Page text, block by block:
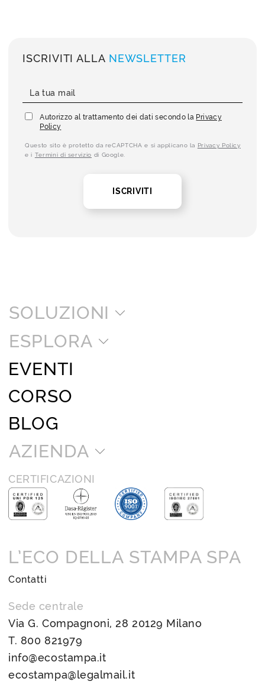
ISCRIVITI ALLA NEWSLETTER
Autorizzo al trattamento dei dati secondo la Privacy
Policy
Questo sito è protetto da reCAPTCHA e si applicano la Privacy Policy
e i Termini di servizio di Google.
ISCRIVITI
SOLUZIONI
ESPLORA
EVENTI
CORSO
BLOG
AZIENDA
CERTIFICAZIONI
L’ECO DELLA STAMPA SPA
Contatti
Sede centrale
Via G. Compagnoni, 28 20129 Milano
T. 800 821979
info@ecostampa.it
ecostampa@legalmail.it